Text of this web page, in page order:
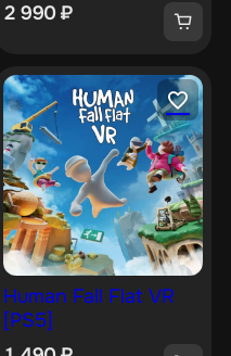
2 990₽
Human Fall Flat VR
[PS5]